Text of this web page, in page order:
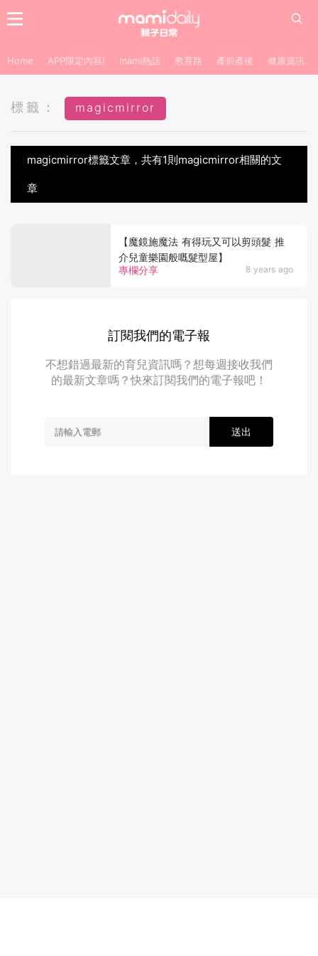
Home APP限定內容! mami熱話 教育路 產前產後 健康資訊
標籤： magicmirror
magicmirror標籤文章，共有1則magicmirror相關的文
章
專欄分享 8 years ago
【魔鏡施魔法 有得玩又可以剪頭髮 推
介兒童樂園般嘅髮型屋】
訂閱我們的電子報
不想錯過最新的育兒資訊嗎？想每週接收我們
的最新文章嗎？快來訂閱我們的電子報吧！
送出